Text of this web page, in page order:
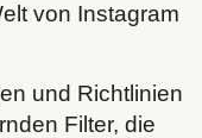
von Instagram
und Richtlinien
Filter, die